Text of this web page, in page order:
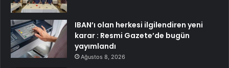
IBAN’ı olan herkesi ilgilendiren yeni
karar : Resmi Gazete’de bugün
yayımlandı
Ağustos 8, 2026